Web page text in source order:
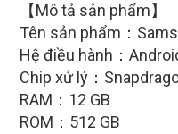
【Mô tả sản phẩm】
Tên sản phẩm：
Hệ điều hành：
Chip xử lý：
RAM：12 GB
ROM：512 GB